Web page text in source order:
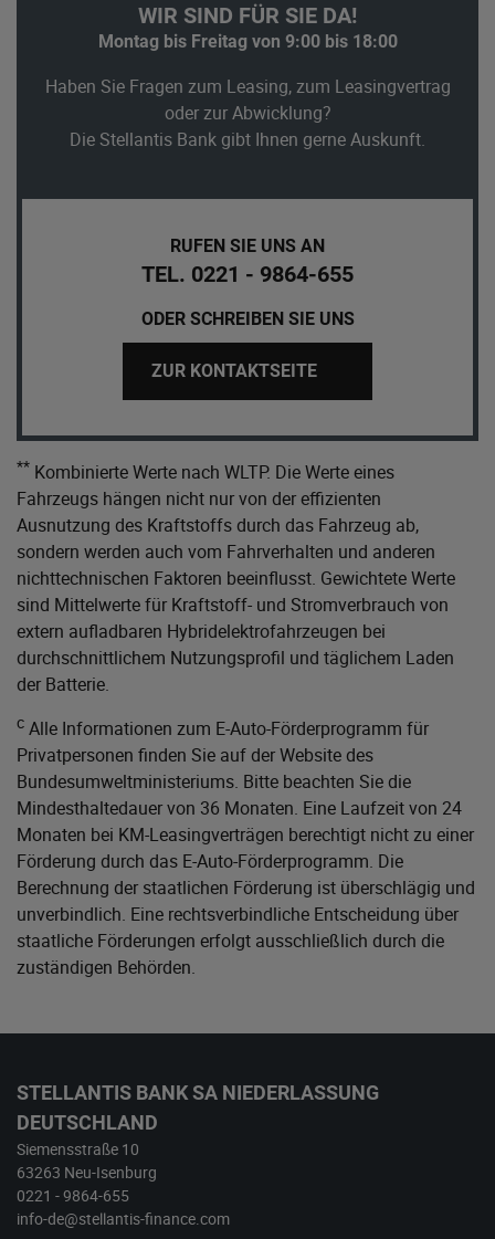
WIR SIND FÜR SIE DA!
Montag bis Freitag von 9:00 bis 18:00
Haben Sie Fragen zum Leasing, zum Leasingvertrag
oder zur Abwicklung?
Die Stellantis Bank gibt Ihnen gerne Auskunft.
RUFEN SIE UNS AN
TEL. 0221 - 9864-655
ODER SCHREIBEN SIE UNS
ZUR KONTAKTSEITE
** Kombinierte Werte nach WLTP. Die Werte eines
Fahrzeugs hängen nicht nur von der effizienten
Ausnutzung des Kraftstoffs durch das Fahrzeug ab,
sondern werden auch vom Fahrverhalten und anderen
nichttechnischen Faktoren beeinflusst. Gewichtete Werte
sind Mittelwerte für Kraftstoff- und Stromverbrauch von
extern aufladbaren Hybridelektrofahrzeugen bei
durchschnittlichem Nutzungsprofil und täglichem Laden
der Batterie.
c Alle Informationen zum E-Auto-Förderprogramm für
Privatpersonen finden Sie auf der Website des
Bundesumweltministeriums. Bitte beachten Sie die
Mindesthaltedauer von 36 Monaten. Eine Laufzeit von 24
Monaten bei KM-Leasingverträgen berechtigt nicht zu einer
Förderung durch das E-Auto-Förderprogramm. Die
Berechnung der staatlichen Förderung ist überschlägig und
unverbindlich. Eine rechtsverbindliche Entscheidung über
staatliche Förderungen erfolgt ausschließlich durch die
zuständigen Behörden.
STELLANTIS BANK SA NIEDERLASSUNG
DEUTSCHLAND
Siemensstraße 10
63263 Neu-Isenburg
0221 - 9864-655
info-de@stellantis-finance.com